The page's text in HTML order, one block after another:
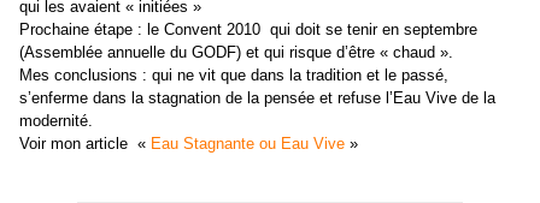
qui les avaient « initiées »
Prochaine étape : le Convent 2010 qui doit se tenir en septembre
(Assemblée annuelle du GODF) et qui risque d’être « chaud ».
Mes conclusions : qui ne vit que dans la tradition et le passé,
s’enferme dans la stagnation de la pensée et refuse l’Eau Vive de la
modernité.
Voir mon article « Eau Stagnante ou Eau Vive »